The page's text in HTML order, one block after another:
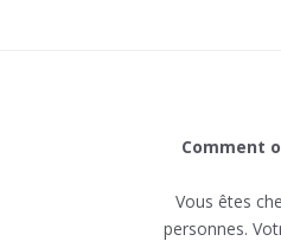
Comment
Vous êtes
personnes.